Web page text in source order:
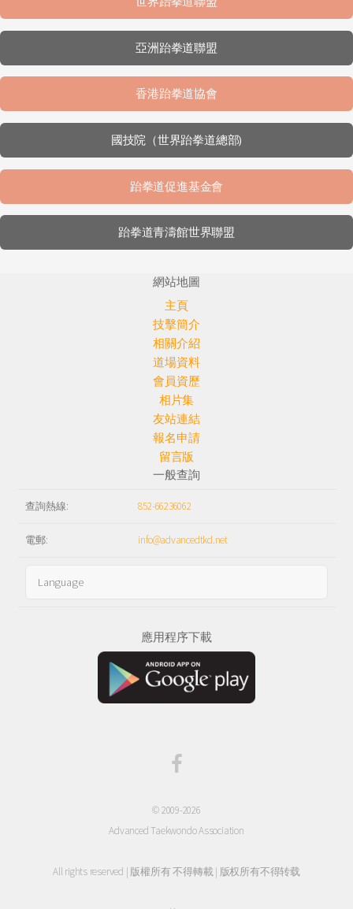
亞洲跆拳道聯盟
香港跆拳道協會
國技院（世界跆拳道總部)
跆拳道促進基金會
跆拳道青濤館世界聯盟
網站地圖
主頁
技擊簡介
相關介紹
道場資料
會員資歷
相片集
友站連結
報名申請
留言版
一般查詢
查詢熱線: 852-66236062
電郵: info@advancedtkd.net
應用程序下載
© 2009-2026
Advanced Taekwondo Association
All rights reserved | 版權所有 不得轉載 | 版权所有不得转载